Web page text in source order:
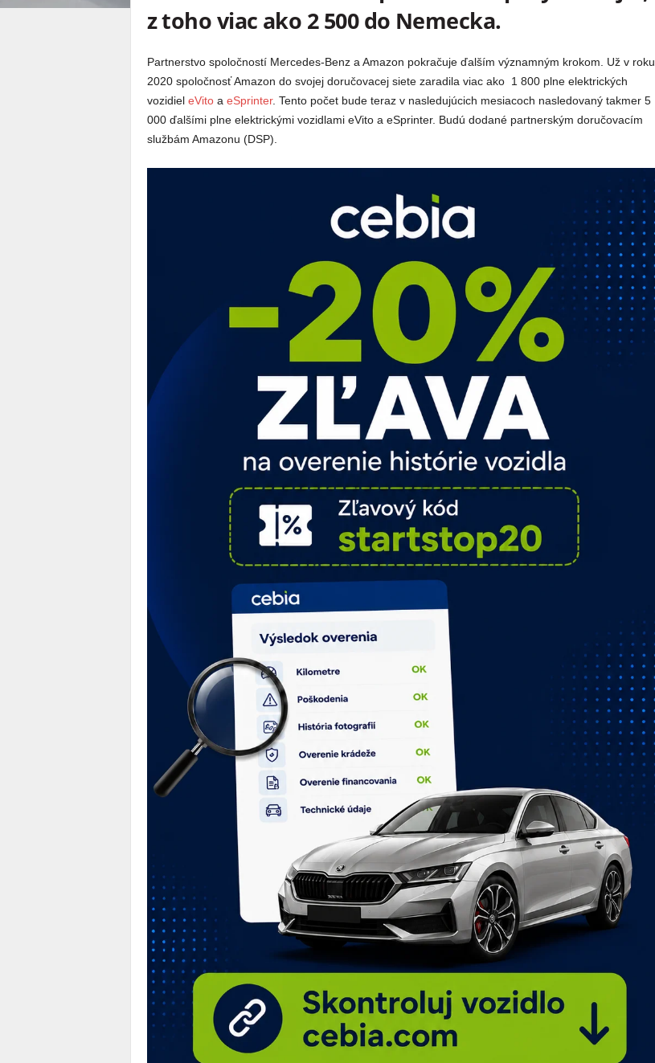
z toho viac ako 2 500 do Nemecka.
Partnerstvo spoločností Mercedes-Benz a Amazon pokračuje ďalším významným krokom. Už v roku
2020 spoločnosť Amazon do svojej doručovacej siete zaradila viac ako 1 800 plne elektrických
vozidiel eVitoa eSprinter. Tento počet bude teraz v nasledujúcich mesiacoch nasledovaný takmer 5
000 ďalšími plne elektrickými vozidlami eVito a eSprinter. Budú dodané partnerským doručovacím
službám Amazonu (DSP).